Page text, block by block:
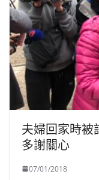
夫婦回家時被
多謝關心
07/01/2018